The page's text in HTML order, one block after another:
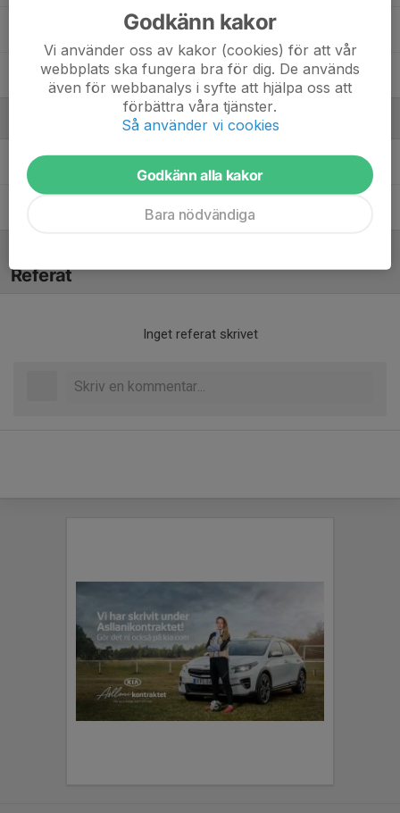
William Larsson
Petter KindbergTränare
Referat
Inget referat skrivet
Godkänn kakor
Vi använder oss av kakor (cookies) för att vår
webbplats ska fungera bra för dig. De används
även för webbanalys i syfte att hjälpa oss att
förbättra våra tjänster.
Så använder vi cookies
Godkänn alla kakor
Bara nödvändiga